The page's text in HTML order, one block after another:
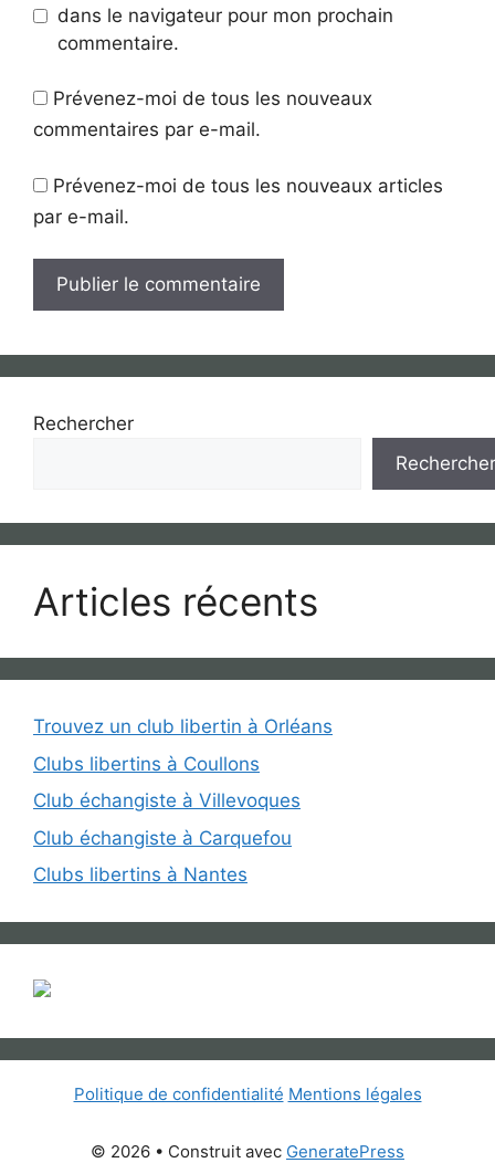
dans le navigateur pour mon prochain
commentaire.
Prévenez-moi de tous les nouveaux
commentaires par e-mail.
Prévenez-moi de tous les nouveaux articles
par e-mail.
Rechercher
Rechercher
Articles récents
Trouvez un club libertin à Orléans
Clubs libertins à Coullons
Club échangiste à Villevoques
Club échangiste à Carquefou
Clubs libertins à Nantes
Politique de confidentialité Mentions légales
© 2026 • Construit avec GeneratePress